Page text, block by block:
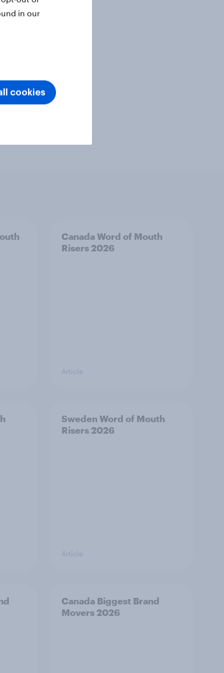
Canada Word of Mouth
Risers 2026
Article
Sweden Word of Mouth
Risers 2026
Article
Canada Biggest Brand
Movers 2026
in our
cookies